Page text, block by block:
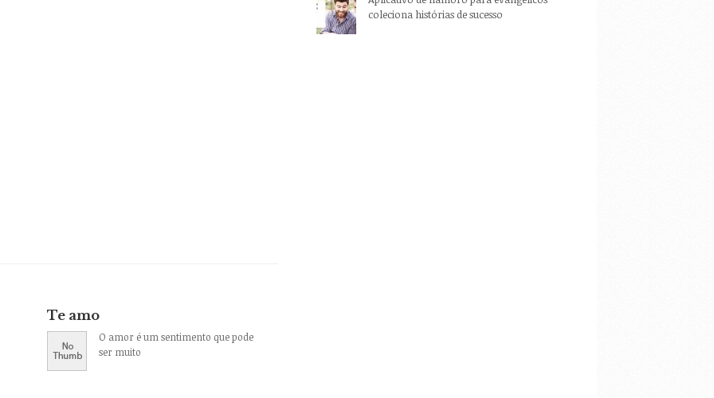
Te amo
O amor é um sentimento que pode
ser muito
coleciona histórias de sucesso